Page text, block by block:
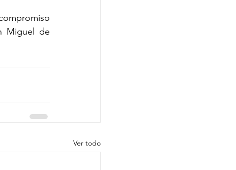
Miguel de
Ver todo